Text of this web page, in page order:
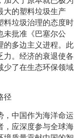
大的塑料垃圾生产
料垃圾治理的态度时
未批准《巴塞尔公
的多边主义进程。此
力。经济的衰退使各
少了在生态环保领域
径
，中国作为海洋命运
，应深度参与全球海